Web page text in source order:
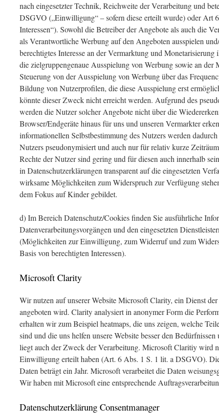
nach eingesetzter Technik, Reichweite der Verarbeitung und
DSGVO („Einwilligung“ – sofern diese erteilt wurde) oder Art
Interessen“). Sowohl die Betreiber der Angebote als auch die
als Verantwortliche Werbung auf den Angeboten ausspielen
berechtigtes Interesse an der Vermarktung und
die zielgruppengenaue Ausspielung von Werbung sowie an der
Steuerung von der Ausspielung von Werbung über das
Bildung von Nutzerprofilen, die diese Ausspielung erst
könnte dieser Zweck nicht erreicht werden. Aufgrund des
werden die Nutzer solcher Angebote nicht über die
Browser/Endgeräte hinaus für uns und unseren Vermarkter
informationellen Selbstbestimmung des Nutzers werden
Nutzers pseudonymisiert und auch nur für relativ kurze
Rechte der Nutzer sind gering und für diesen auch innerhalb
in Datenschutzerklärungen transparent auf die eingesetzten
wirksame Möglichkeiten zum Widerspruch zur Verfügung
dem Fokus auf Kinder gebildet.
d) Im Bereich Datenschutz/Cookies finden Sie ausführliche
Datenverarbeitungsvorgängen und den eingesetzten
(Möglichkeiten zur Einwilligung, zum Widerruf und zum
Basis von berechtigten Interessen).
Microsoft Clarity
Wir nutzen auf unserer Website Microsoft Clarity, ein Dienst
angeboten wird. Clarity analysiert in anonymer Form die
erhalten wir zum Beispiel heatmaps, die uns zeigen, welche
sind und die uns helfen unsere Website besser den
liegt auch der Zweck der Verarbeitung. Microsoft Claritiy wird
Einwilligung erteilt haben (Art. 6 Abs. 1 S. 1 lit. a DSGVO).
Daten beträgt ein Jahr. Microsoft verarbeitet die Daten
Wir haben mit Microsoft eine entsprechende
Datenschutzerklärung Consentmanager